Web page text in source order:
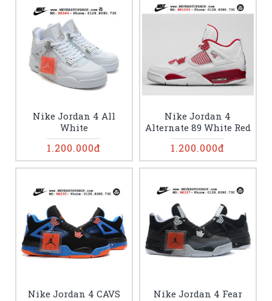
Nike Jordan 4 All
White
1.200.000đ
Nike Jordan 4
Alternate 89 White Red
1.200.000đ
Nike Jordan 4 CAVS
Nike Jordan 4 Fear